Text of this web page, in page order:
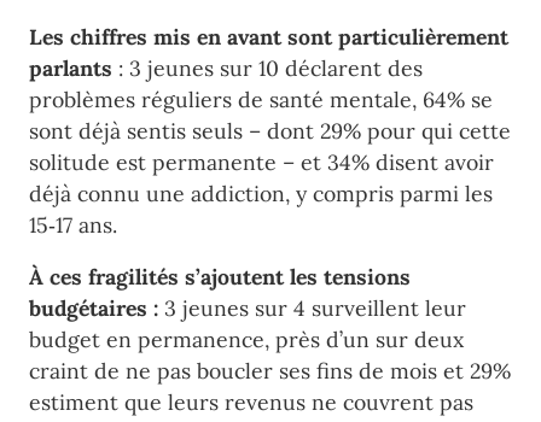
Les chiffres mis en avant sont particulièrement
parlants : 3 jeunes sur 10 déclarent des
problèmes réguliers de santé mentale, 64% se
sont déjà sentis seuls – dont 29% pour qui cette
solitude est permanente – et 34% disent avoir
déjà connu une addiction, y compris parmi les
15‑17 ans.
À ces fragilités s’ajoutent les tensions
budgétaires : 3 jeunes sur 4 surveillent leur
budget en permanence, près d’un sur deux
craint de ne pas boucler ses fins de mois et 29%
estiment que leurs revenus ne couvrent pas